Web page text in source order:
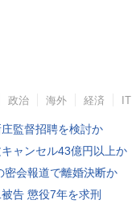
政治 海外 経済 IT
監督招聘を検討か
ャンセル43億円以上か
密会報道で離婚決断か
告 懲役7年を求刑